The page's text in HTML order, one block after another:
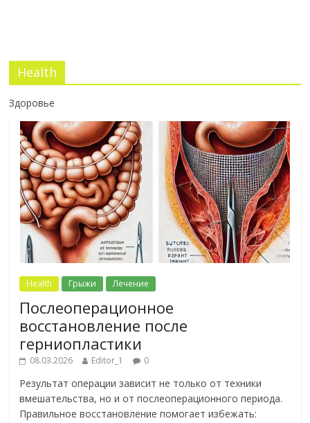
Health
Здоровье
Health Грыжи Лечение
Послеоперационное
восстановление после
герниопластики
08.03.2026 Editor_1 0
Результат операции зависит не только от техники
вмешательства, но и от послеоперационного периода.
Правильное восстановление помогает избежать: